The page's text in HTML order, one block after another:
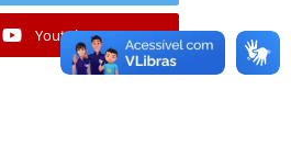
Youtube